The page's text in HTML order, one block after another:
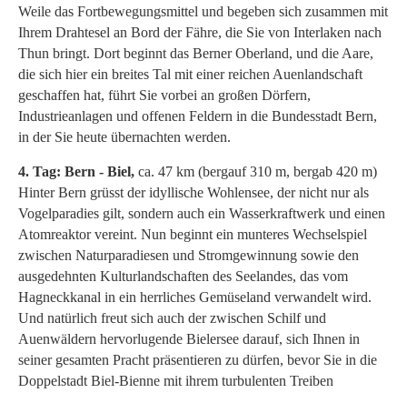
Weile das Fortbewegungsmittel und begeben sich zusammen mit
Ihrem Drahtesel an Bord der Fähre, die Sie von Interlaken nach
Thun bringt. Dort beginnt das Berner Oberland, und die Aare,
die sich hier ein breites Tal mit einer reichen Auenlandschaft
geschaffen hat, führt Sie vorbei an großen Dörfern,
Industrieanlagen und offenen Feldern in die Bundesstadt Bern,
in der Sie heute übernachten werden.
4. Tag: Bern - Biel, ca. 47 km (bergauf 310 m, bergab 420 m)
Hinter Bern grüsst der idyllische Wohlensee, der nicht nur als
Vogelparadies gilt, sondern auch ein Wasserkraftwerk und einen
Atomreaktor vereint. Nun beginnt ein munteres Wechselspiel
zwischen Naturparadiesen und Stromgewinnung sowie den
ausgedehnten Kulturlandschaften des Seelandes, das vom
Hagneckkanal in ein herrliches Gemüseland verwandelt wird.
Und natürlich freut sich auch der zwischen Schilf und
Auenwäldern hervorlugende Bielersee darauf, sich Ihnen in
seiner gesamten Pracht präsentieren zu dürfen, bevor Sie in die
Doppelstadt Biel-Bienne mit ihrem turbulenten Treiben